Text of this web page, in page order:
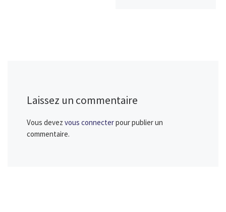
Laissez un commentaire
Vous devez vous connecterpour publier un
commentaire.